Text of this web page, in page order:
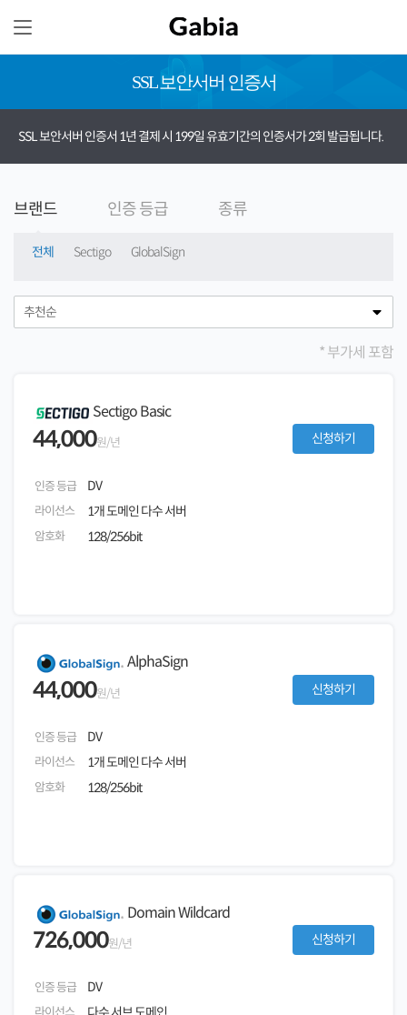
SSL 보안서버 인증서
SSL 보안서버 인증서 1년 결제 시 199일 유효기간의 인증서가 2회 발급됩니다.
브랜드
전체 Sectigo GlobalSign
인증 등급 종류
* 부가세 포함
Sectigo Basic
44,000원/년 신청하기
인증 등급 DV
라이선스 1개 도메인 다수 서버
암호화 128/256bit
AlphaSign
44,000원/년 신청하기
인증 등급 DV
라이선스 1개 도메인 다수 서버
암호화 128/256bit
Domain Wildcard
726,000원/년 신청하기
인증 등급 DV